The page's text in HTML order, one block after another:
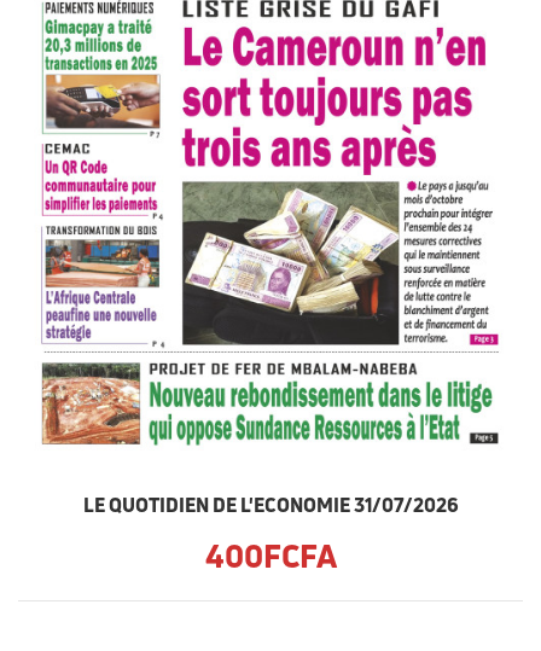
LE QUOTIDIEN DE L'ECONOMIE 31/07/2026
400FCFA